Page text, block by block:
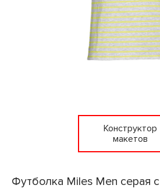
Конструктор
макетов
Футболка Miles Men серая